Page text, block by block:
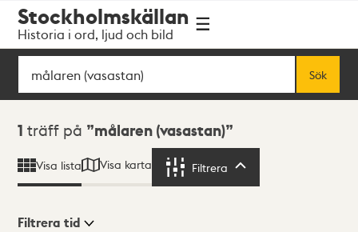
navigationen
huvudinnehållet
Stockholmskällan
Historia i ord, ljud och bild
Sök
Sök
Sökresultat
1 träff på målaren (vasastan)
Visa lista Visa karta Filtrera
Filtrera tid